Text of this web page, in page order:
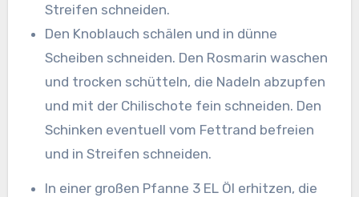
Streifen schneiden.
Den Knoblauch schälen und in dünne
Scheiben schneiden. Den Rosmarin waschen
und trocken schütteln, die Nadeln abzupfen
und mit der Chilischote fein schneiden. Den
Schinken eventuell vom Fettrand befreien
und in Streifen schneiden.
In einer großen Pfanne 3 EL Öl erhitzen, die